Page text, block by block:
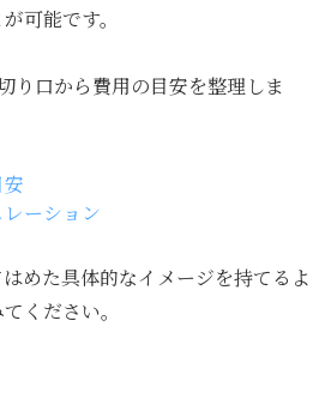
可能です。
り口から費用の目安を整理しま
ーション
めた具体的なイメージを持てるよ
ください。